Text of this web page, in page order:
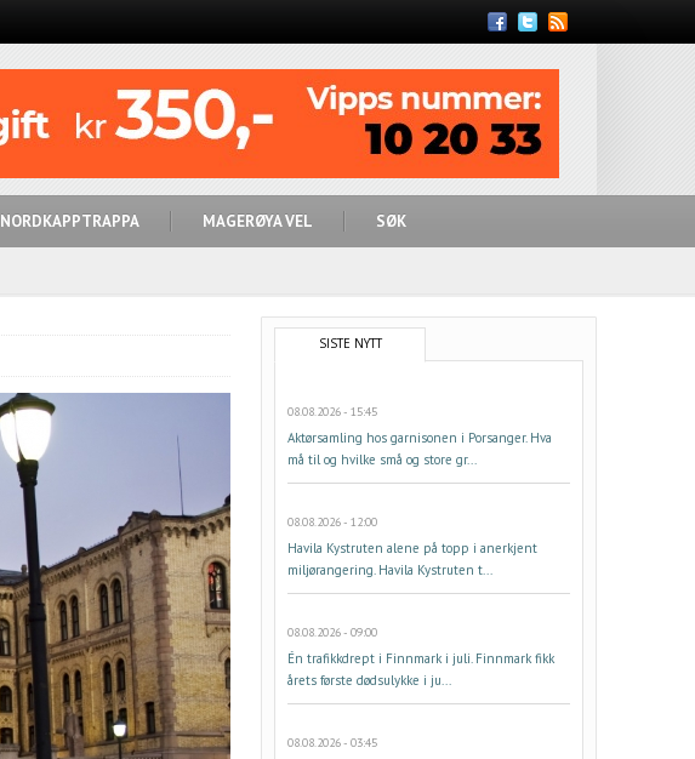
Feed
NORDKAPPTRAPPA MAGERØYA VEL SØK
SISTE NYTT
08.08.2026 - 15:45
Aktørsamling hos garnisonen i Porsanger. Hva
må til og hvilke små og store gr...
08.08.2026 - 12:00
Havila Kystruten alene på topp i anerkjent
miljørangering. Havila Kystruten t...
08.08.2026 - 09:00
Én trafikkdrept i Finnmark i juli. Finnmark fikk
årets første dødsulykke i ju...
08.08.2026 - 03:45